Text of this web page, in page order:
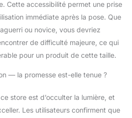
prenons soin des
détails. Ce sont des
stores enroulables
avec un actionnement
chaîne en plastique. En
outre, la chaînette peut
être placée des deux
sont métalliques et ont
des garnitures en
Cette accessibilité permet une prise
immédiate après la pose. Que
ou novice, vous devriez
de difficulté majeure, ce qui
pour un produit de cette taille.
— la promesse est-elle tenue ?
store est d’occulter la lumière, et
Les utilisateurs confirment que